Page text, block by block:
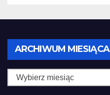
ARCHIWUM MIESIĄCA